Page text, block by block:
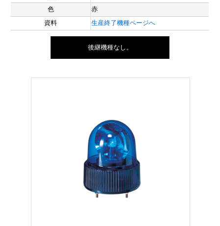
色
赤
資料
生産終了機種ページへ
後継機種なし。